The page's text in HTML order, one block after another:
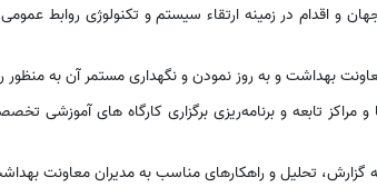
اقدام در زمینه ارتقاء سیستم و تکنولوژی روابط
بهداشت و به روز نمودن و نگهداری مستمر آن به
تابعه و برنامه‌ریزی برگزاری کارگاه های آموزشی
گزارش، تحلیل و راهکارهای مناسب به مدیران معاونت